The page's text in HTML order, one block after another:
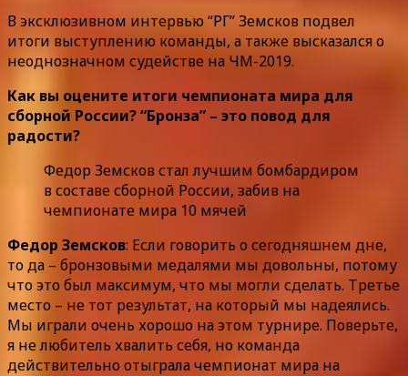
В эксклюзивном интервью “РГ” Земсков подвел
итоги выступлению команды, а также высказался о
неоднозначном судействе на ЧМ-2019.
Как вы оцените итоги чемпионата мира для
сборной России? “Бронза” – это повод для
радости?
Федор Земсков стал лучшим бомбардиром
в составе сборной России, забив на
чемпионате мира 10 мячей
Федор Земсков: Если говорить о сегодняшнем дне,
то да – бронзовыми медалями мы довольны, потому
что это был максимум, что мы могли сделать. Третье
место – не тот результат, на который мы надеялись.
Мы играли очень хорошо на этом турнире. Поверьте,
я не любитель хвалить себя, но команда
действительно отыграла чемпионат мира на